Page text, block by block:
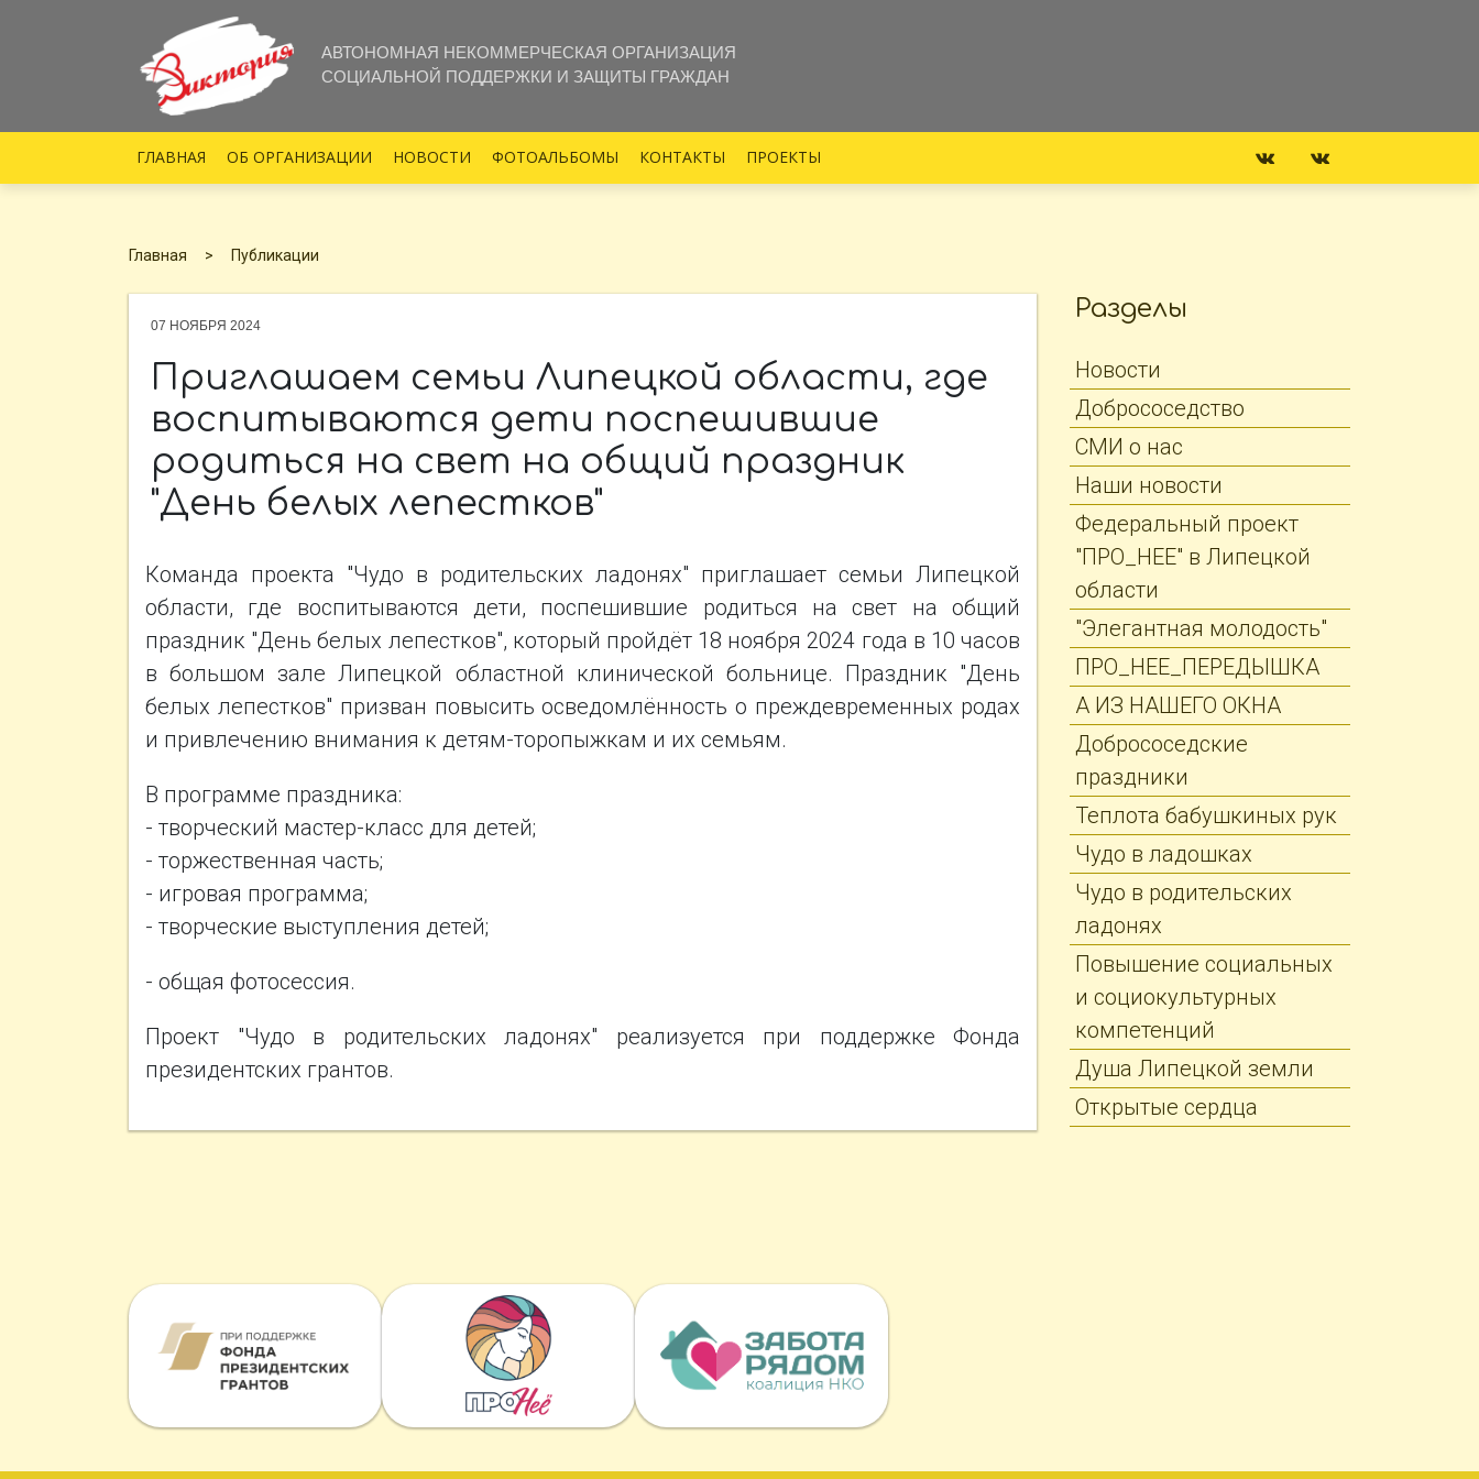
АВТОНОМНАЯ НЕКОММЕРЧЕСКАЯ ОРГАНИЗАЦИЯ
СОЦИАЛЬНОЙ ПОДДЕРЖКИ И ЗАЩИТЫ ГРАЖДАН
ГЛАВНАЯ ОБ ОРГАНИЗАЦИИ НОВОСТИ ФОТОАЛЬБОМЫ КОНТАКТЫ ПРОЕКТЫ
Главная Публикации
07 НОЯБРЯ 2024
Приглашаем семьи Липецкой области, где
воспитываются дети поспешившие
родиться на свет на общий праздник
"День белых лепестков"
Команда проекта "Чудо в родительских ладонях" приглашает семьи Липецкой
области, где воспитываются дети, поспешившие родиться на свет на общий
праздник "День белых лепестков", который пройдёт 18 ноября 2024 года в 10 часов
в большом зале Липецкой областной клинической больнице. Праздник "День
белых лепестков" призван повысить осведомлённость о преждевременных родах
и привлечению внимания к детям-торопыжкам и их семьям.
В программе праздника:
- творческий мастер-класс для детей;
- торжественная часть;
- игровая программа;
- творческие выступления детей;
- общая фотосессия.
Проект "Чудо в родительских ладонях" реализуется при поддержке Фонда
президентских грантов.
Разделы
Новости
Добрососедство
СМИ о нас
Наши новости
Федеральный проект
"ПРО_НЕЕ" в Липецкой
области
"Элегантная молодость"
ПРО_НЕЕ_ПЕРЕДЫШКА
А ИЗ НАШЕГО ОКНА
Добрососедские
праздники
Теплота бабушкиных рук
Чудо в ладошках
Чудо в родительских
ладонях
Повышение социальных
и социокультурных
компетенций
Душа Липецкой земли
Открытые сердца